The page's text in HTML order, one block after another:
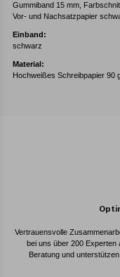
Gummiband 15 mm,
Vor- und Nachsatzpapier
Einband:
schwarz
Material:
Hochweißes Schreibpapier 90
Vertrauensvolle
bei uns über 200 Experten
Beratung und